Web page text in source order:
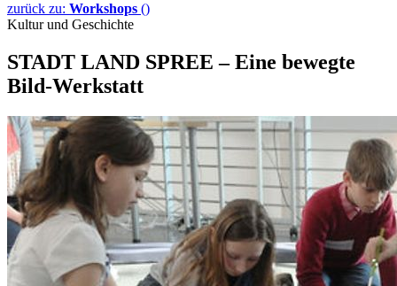
zurück zu: Workshops ()
Kultur und Geschichte
STADT LAND SPREE – Eine bewegte
Bild-Werkstatt